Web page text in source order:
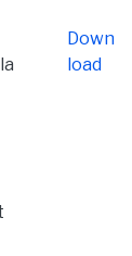
Down
load